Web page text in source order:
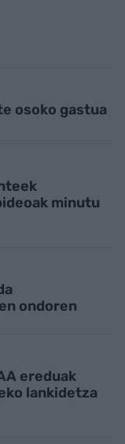
osoko gastua
minutu
ondoren
ereduak
lankidetza